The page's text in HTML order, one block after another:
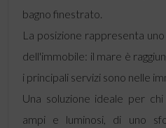
bagno finestrato.
La posizione rappresenta
dell'immobile: il mare è
i principali servizi sono nelle
Una soluzione ideale per
ampi e luminosi, di uno